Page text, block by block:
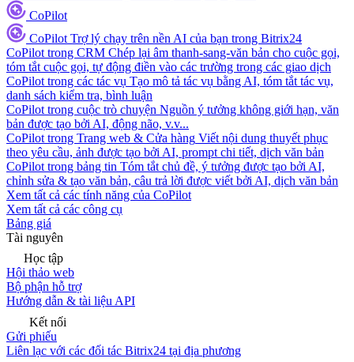
CoPilot
CoPilot Trợ lý chạy trên nền AI của bạn trong Bitrix24
CoPilot trong CRM Chép lại âm thanh-sang-văn bản cho cuộc gọi,
tóm tắt cuộc gọi, tự động điền vào các trường trong các giao dịch
CoPilot trong các tác vụ Tạo mô tả tác vụ bằng AI, tóm tắt tác vụ,
danh sách kiểm tra, bình luận
CoPilot trong cuộc trò chuyện Nguồn ý tưởng không giới hạn, văn
bản được tạo bởi AI, động não, v.v...
CoPilot trong Trang web & Cửa hàng Viết nội dung thuyết phục
theo yêu cầu, ảnh được tạo bởi AI, prompt chi tiết, dịch văn bản
CoPilot trong bảng tin Tóm tắt chủ đề, ý tưởng được tạo bởi AI,
chỉnh sửa & tạo văn bản, câu trả lời được viết bởi AI, dịch văn bản
Xem tất cả các tính năng của CoPilot
Xem tất cả các công cụ
Bảng giá
Tài nguyên
Học tập
Hội thảo web
Bộ phận hỗ trợ
Hướng dẫn & tài liệu API
Kết nối
Gửi phiếu
Liên lạc với các đối tác Bitrix24 tại địa phương